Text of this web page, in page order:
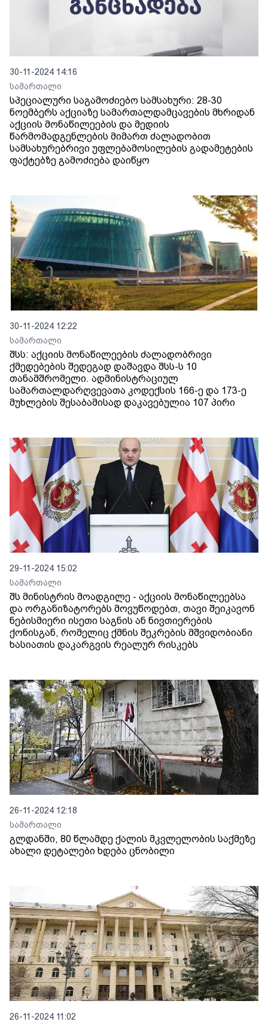
30-11-2024 14:16
სამართალი
სპეციალური საგამოძიებო სამსახური: 28-30
ნოემბერს აქციაზე სამართალდამცავების მხრიდან
აქციის მონაწილეების და მედიის
წარმომადგენლების მიმართ ძალადობით
სამსახურებრივი უფლებამოსილების გადამეტების
ფაქტებზე გამოძიება დაიწყო
30-11-2024 12:22
სამართალი
შსს: აქციის მონაწილეების ძალადობრივი
ქმედებების შედეგად დაშავდა შსს-ს 10
თანამშრომელი. ადმინისტრაციულ
სამართალდარღვევათა კოდექსის 166-ე და 173-ე
მუხლების შესაბამისად დაკავებულია 107 პირი
29-11-2024 15:02
სამართალი
შს მინისტრის მოადგილე - აქციის მონაწილეებსა
და ორგანიზატორებს მოვუწოდებთ, თავი შეიკავონ
ნებისმიერი ისეთი საგნის ან ნივთიერების
ქონისგან, რომელიც ქმნის შეკრების მშვიდობიანი
ხასიათის დაკარგვის რეალურ რისკებს
26-11-2024 12:18
სამართალი
გლდანში, 80 წლამდე ქალის მკვლელობის საქმეზე
ახალი დეტალები ხდება ცნობილი
26-11-2024 11:02